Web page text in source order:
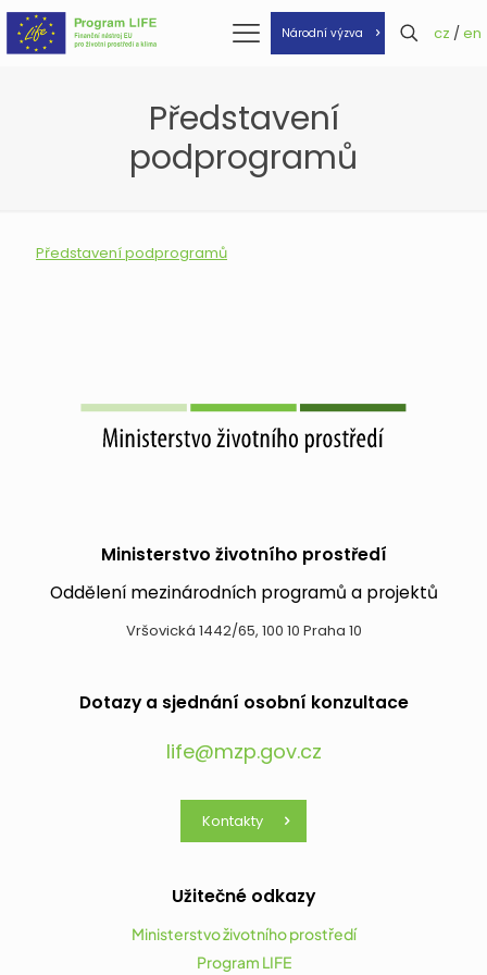
Národní výzva cz / en
Představení
podprogramů
Představení podprogramů
Ministerstvo životního prostředí
Oddělení mezinárodních programů a projektů
Vršovická 1442/65, 100 10 Praha 10
Dotazy a sjednání osobní konzultace
life@mzp.gov.cz
Kontakty
Užitečné odkazy
Ministerstvo životního prostředí
Program LIFE